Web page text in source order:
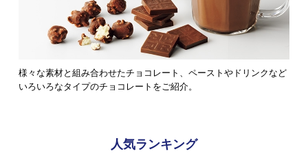
様々な素材と組み合わせたチョコレート、ペーストやドリンクなど
いろいろなタイプのチョコレートをご紹介。
人気ランキング